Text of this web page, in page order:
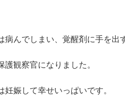
病んでしまい、覚醒剤に手を出
護観察官になりました。
妊娠して幸せいっぱいです。